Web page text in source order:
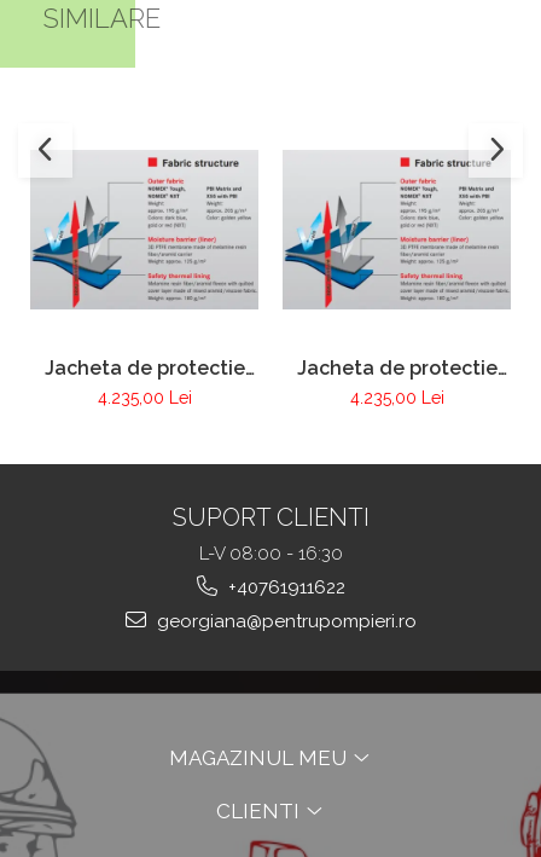
SIMILARE
Jacheta de protectie
FIRE MAX 3 albastru
inchis, NOMEX®
4.235,00 Lei
Jacheta de protectie
FIRE MAX 3 galben,
NOMEX® Tought
4.235,00 Lei
SUPORT CLIENTI
L-V 08:00 - 16:30
+40761911622
georgiana@pentrupompieri.ro
MAGAZINUL MEU
CLIENTI